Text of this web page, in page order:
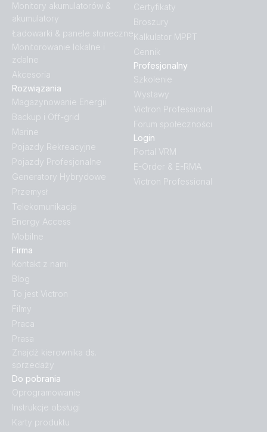
Monitory akumulatorów &
akumulatory
Ładowarki & panele słoneczne
Monitorowanie lokalne i
zdalne
Akcesoria
Do pobrania
Oprogramowanie
Instrukcje obsługi
Karty produktu
Rozwiązania
Magazynowanie Energii
Backup i Off-grid
Marine
Pojazdy Rekreacyjne
Pojazdy Profesjonalne
Generatory Hybrydowe
Przemysł
Telekomunikacja
Energy Access
Mobilne
Firma
Kontakt z nami
Blog
To jest Victron
Filmy
Praca
Prasa
Znajdź kierownika ds.
sprzedaży
Certyfikaty
Broszury
Kalkulator MPPT
Cennik
Profesjonalny
Szkolenie
Wystawy
Victron Professional
Forum społeczności
Login
Portal VRM
E-Order & E-RMA
Victron Professional